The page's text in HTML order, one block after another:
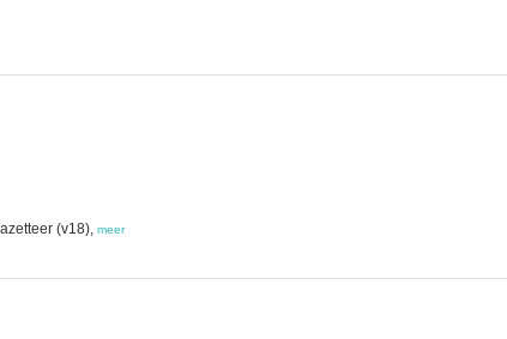
(v18), meer